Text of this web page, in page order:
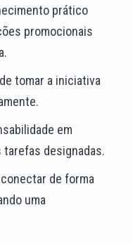
prático
promocionais
tomar a iniciativa
em
designadas.
de forma
uma